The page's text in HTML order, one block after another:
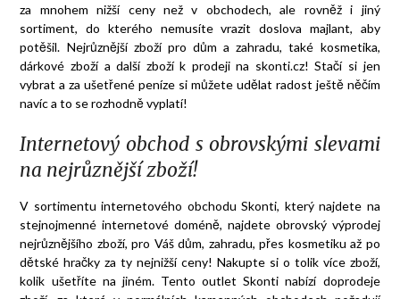
za mnohem nižší ceny než v obchodech, ale rovněž i jiný
sortiment, do kterého nemusíte vrazit doslova majlant, aby
potěšil. Nejrůznější zboží pro dům a zahradu, také kosmetika,
dárkové zboží a další zboží k prodeji na skonti.cz! Stačí si jen
vybrat a za ušetřené peníze si můžete udělat radost ještě něčím
navíc a to se rozhodně vyplatí!
Internetový obchod s obrovskými slevami
na nejrůznější zboží!
V sortimentu internetového obchodu Skonti, který najdete na
stejnojmenné internetové doméně, najdete obrovský výprodej
nejrůznějšího zboží, pro Váš dům, zahradu, přes kosmetiku až po
dětské hračky za ty nejnižší ceny! Nakupte si o tolik více zboží,
kolik ušetříte na jiném. Tento outlet Skonti nabízí doprodeje